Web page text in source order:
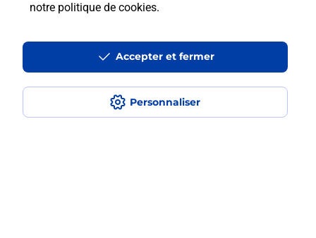
notre politique de cookies.
Personnaliser
Accepter et fermer
Est-ce que je peux assurer mon
Landes
ST PIERRE DU MONT
SAINT PIERRE DU MONT